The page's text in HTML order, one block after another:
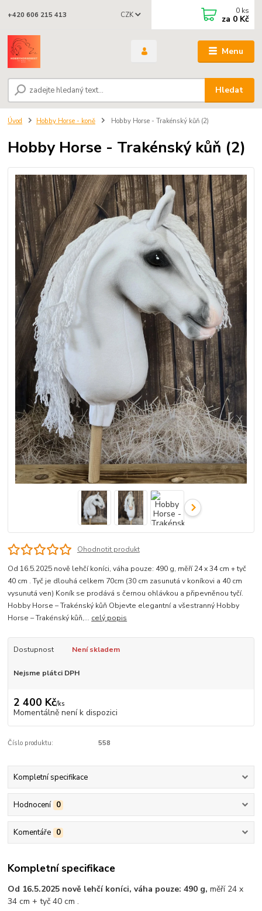
Menu
CZK
Hledat
+420 606 215 413 0 ks
za 0 Kč
Úvod Hobby Horse - koně Hobby Horse - Trakénský kůň (2)
Hobby Horse - Trakénský kůň (2)
Ohodnotit produkt
Od 16.5.2025 nově lehčí koníci, váha pouze: 490 g, měří 24 x 34 cm + tyč
40 cm . Tyč je dlouhá celkem 70cm (30 cm zasunutá v koníkovi a 40 cm
vysunutá ven) Koník se prodává s černou ohlávkou a připevněnou tyčí.
Hobby Horse – Trakénský kůň Objevte elegantní a všestranný Hobby
Horse – Trakénský kůň,... celý popis
Dostupnost Není skladem
Nejsme plátci DPH
2 400 Kč/ks
Momentálně není k dispozici
Číslo produktu: 558
Kompletní specifikace
Hodnocení 0
Komentáře 0
Kompletní specifikace
Od 16.5.2025 nově lehčí koníci, váha pouze: 490 g, měří 24 x
34 cm + tyč 40 cm .